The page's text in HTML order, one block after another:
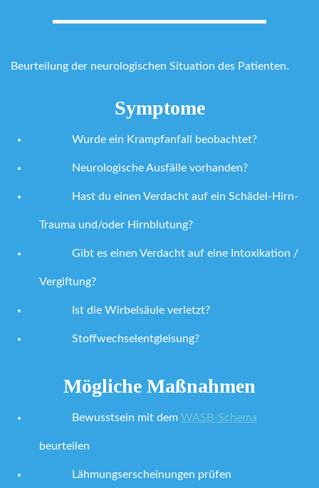
Beurteilung der neurologischen Situation des Patienten.
Symptome
Wurde ein Krampfanfall beobachtet?
Neurologische Ausfälle vorhanden?
Hast du einen Verdacht auf ein Schädel-Hirn-
Trauma und/oder Hirnblutung?
Gibt es einen Verdacht auf eine Intoxikation /
Vergiftung?
Ist die Wirbelsäule verletzt?
Stoffwechselentgleisung?
Mögliche Maßnahmen
Bewusstsein mit dem WASB-Schema
beurteilen
Lähmungserscheinungen prüfen